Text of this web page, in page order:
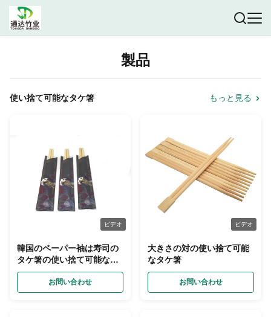
製品
使い捨て可能なタケ箸 もっと見る
ビデオ
韓国のペーパー袖は寿司の
タケ箸の使い捨て可能な注
文のロゴをカバーする
お問い合わせ
ビデオ
大きさの対の使い捨て可能
なタケ箸
お問い合わせ